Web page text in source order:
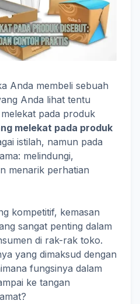
Anda membeli sebuah
Anda lihat tentu
pada produk
melekat pada produk
istilah, namun pada
melindungi,
menarik perhatian
kompetitif, kemasan
sangat penting dalam
di rak-rak toko.
yang dimaksud dengan
fungsinya dalam
ke tangan